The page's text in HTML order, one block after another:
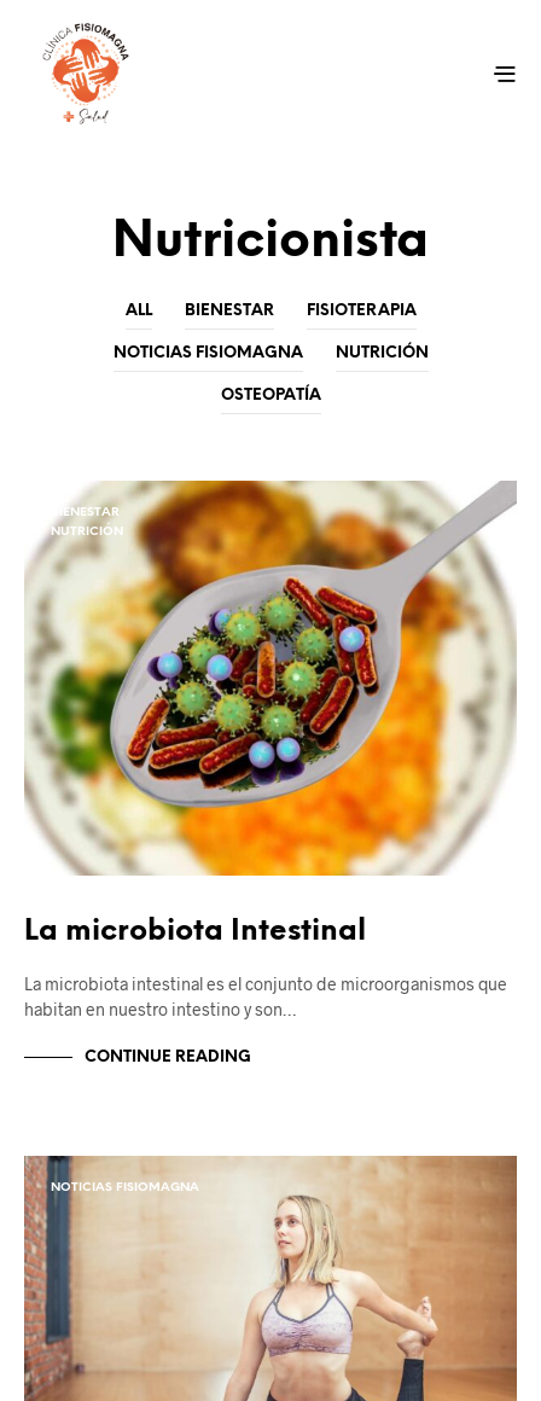
Nutricionista
ALL BIENESTAR FISIOTERAPIA
NOTICIAS FISIOMAGNA NUTRICIÓN
OSTEOPATÍA
BIENESTAR
NUTRICIÓN
La microbiota Intestinal
La microbiota intestinal es el conjunto de microorganismos que
habitan en nuestro intestino y son…
CONTINUE READING
NOTICIAS FISIOMAGNA